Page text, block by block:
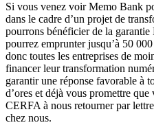
Si vous venez voir Memo Bank
dans le cadre d’un projet de
pourrons bénéficier de la
pourrez emprunter jusqu’à 50
donc toutes les entreprises de
financer leur transformation
garantir une réponse favorable à
d’ores et déjà vous promettre
CERFA à nous retourner par
chez nous.